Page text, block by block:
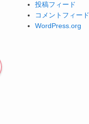
投稿フィード
コメントフィード
WordPress.org